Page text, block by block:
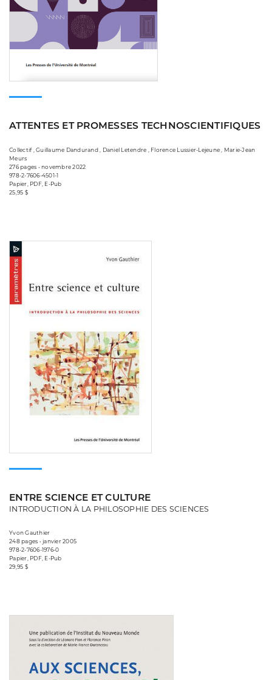
ATTENTES ET PROMESSES TECHNOSCIENTIFIQUES
Collectif , Guillaume Dandurand , Daniel Letendre , Florence Lussier-Lejeune , Marie-Jean
Meurs
276 pages • novembre 2022
978-2-7606-4501-1
Papier, PDF, E-Pub
25,95 $
ENTRE SCIENCE ET CULTURE
INTRODUCTION À LA PHILOSOPHIE DES SCIENCES
Yvon Gauthier
248 pages • janvier 2005
978-2-7606-1976-0
Papier, PDF, E-Pub
29,95 $